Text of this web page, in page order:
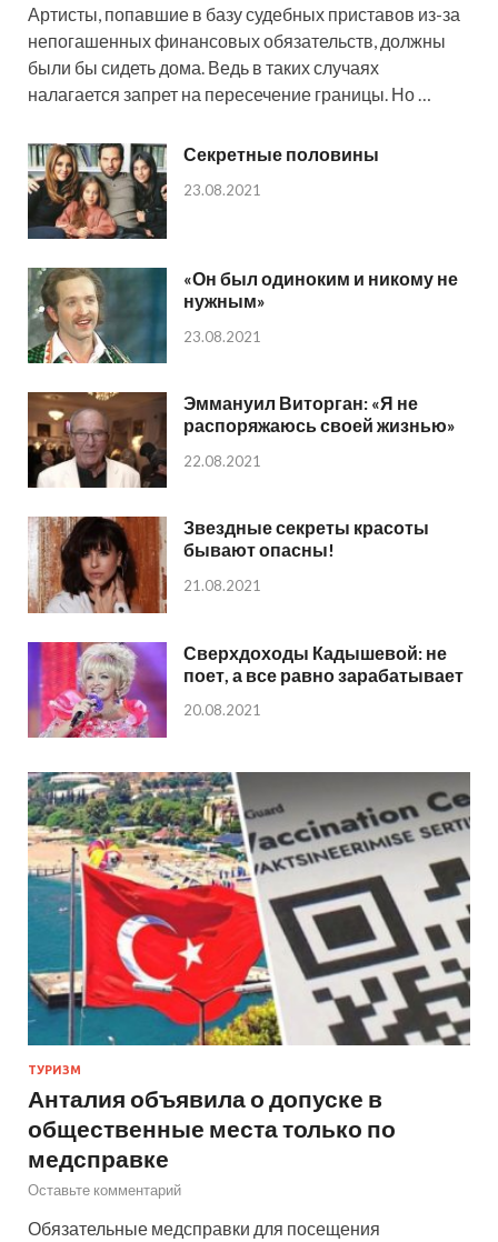
Артисты, попавшие в базу судебных приставов из-за
непогашенных финансовых обязательств, должны
были бы сидеть дома. Ведь в таких случаях
налагается запрет на пересечение границы. Но …
Секретные половины
23.08.2021
«Он был одиноким и никому не
нужным»
23.08.2021
Эммануил Виторган: «Я не
распоряжаюсь своей жизнью»
22.08.2021
Звездные секреты красоты
бывают опасны!
21.08.2021
Сверхдоходы Кадышевой: не
поет, а все равно зарабатывает
20.08.2021
ТУРИЗМ
Анталия объявила о допуске в
общественные места только по
медсправке
Оставьте комментарий
Обязательные медсправки для посещения